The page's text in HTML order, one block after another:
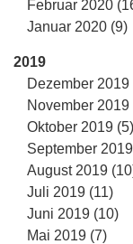
Februar 2020
Januar 2020 (9)
2019
Dezember 2019
November 2019
Oktober 2019 (5)
September
August 2019
Juli 2019 (11)
Juni 2019 (10)
Mai 2019 (7)